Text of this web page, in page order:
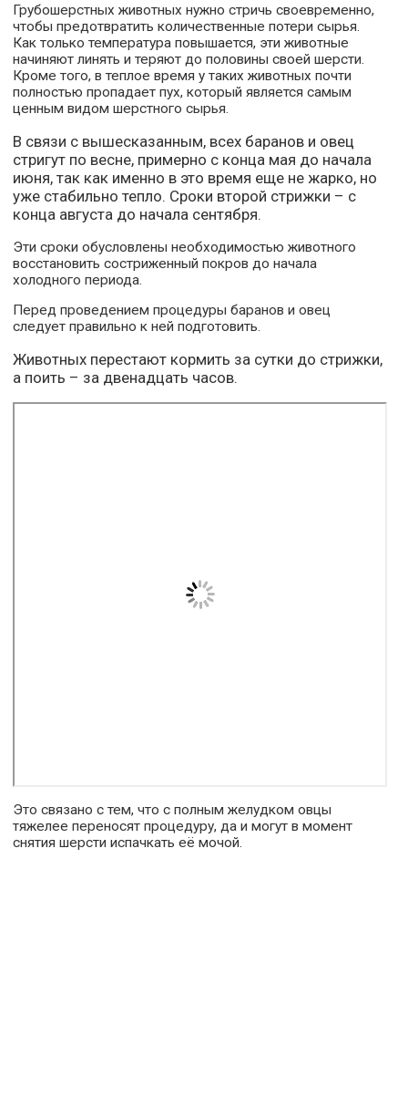
Грубошерстных животных нужно стричь своевременно,
чтобы предотвратить количественные потери сырья.
Как только температура повышается, эти животные
начиняют линять и теряют до половины своей шерсти.
Кроме того, в теплое время у таких животных почти
полностью пропадает пух, который является самым
ценным видом шерстного сырья.
В связи с вышесказанным, всех баранов и овец
стригут по весне, примерно с конца мая до начала
июня, так как именно в это время еще не жарко, но
уже стабильно тепло. Сроки второй стрижки – с
конца августа до начала сентября.
Эти сроки обусловлены необходимостью животного
восстановить состриженный покров до начала
холодного периода.
Перед проведением процедуры баранов и овец
следует правильно к ней подготовить.
Животных перестают кормить за сутки до стрижки,
а поить – за двенадцать часов.
Это связано с тем, что с полным желудком овцы
тяжелее переносят процедуру, да и могут в момент
снятия шерсти испачкать её мочой.